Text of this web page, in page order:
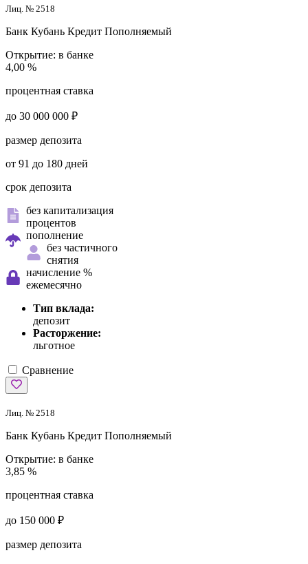
Лиц. № 2518
Банк Кубань Кредит Пополняемый
Открытие: в банке
4,00 %
процентная ставка
до 30 000 000 ₽
размер депозита
от 91 до 180 дней
срок депозита
без капитализация
процентов
пополнение
без частичного
снятия
начисление %
ежемесячно
Тип вклада:
депозит
Расторжение:
льготное
Сравнение
Лиц. № 2518
Банк Кубань Кредит Пополняемый
Открытие: в банке
3,85 %
процентная ставка
до 150 000 ₽
размер депозита